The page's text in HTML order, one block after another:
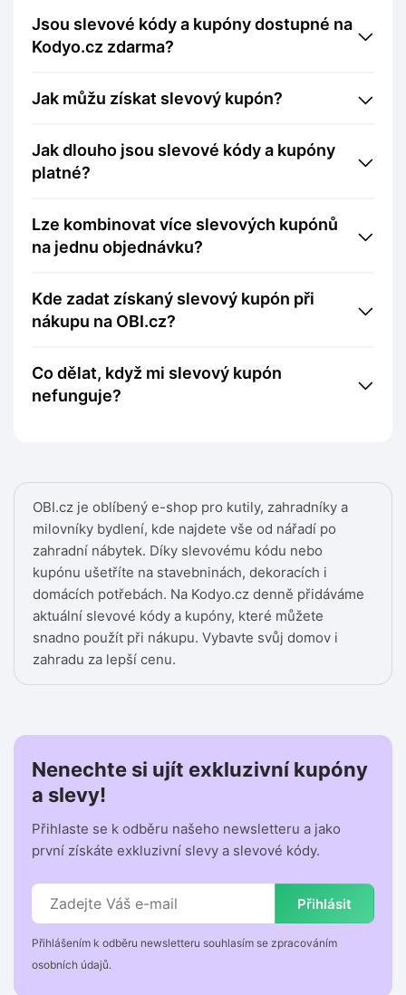
OBI.cz je oblíbený e-shop pro kutily, zahradníky a
milovníky bydlení, kde najdete vše od nářadí po
zahradní nábytek. Díky slevovému kódu nebo
kupónu ušetříte na stavebninách, dekoracích i
domácích potřebách. Na Kodyo.cz denně přidáváme
aktuální slevové kódy a kupóny, které můžete
snadno použít při nákupu. Vybavte svůj domov i
zahradu za lepší cenu.
Jsou slevové kódy a kupóny dostupné na
Kodyo.cz zdarma?
Jak můžu získat slevový kupón?
Jak dlouho jsou slevové kódy a kupóny
platné?
Lze kombinovat více slevových kupónů
na jednu objednávku?
Kde zadat získaný slevový kupón při
nákupu na OBI.cz?
Co dělat, když mi slevový kupón
nefunguje?
Nenechte si ujít exkluzivní kupóny
a slevy!
Přihlaste se k odběru našeho newsletteru a jako
první získáte exkluzivní slevy a slevové kódy.
Přihlásit
Přihlášením k odběru newsletteru souhlasím se zpracováním
osobních údajů.